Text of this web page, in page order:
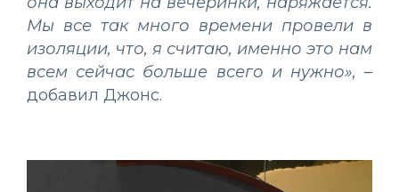
Мы все так много времени провели в
изоляции, что, я считаю, именно это нам
всем сейчас больше всего и нужно», –
добавил Джонс.